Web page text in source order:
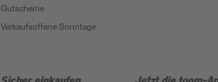
Gutscheine
Verkaufsoffene Sonntage